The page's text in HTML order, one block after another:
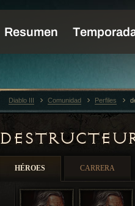
HÉROES CARRERA
Diablo III Comunidad Perfiles